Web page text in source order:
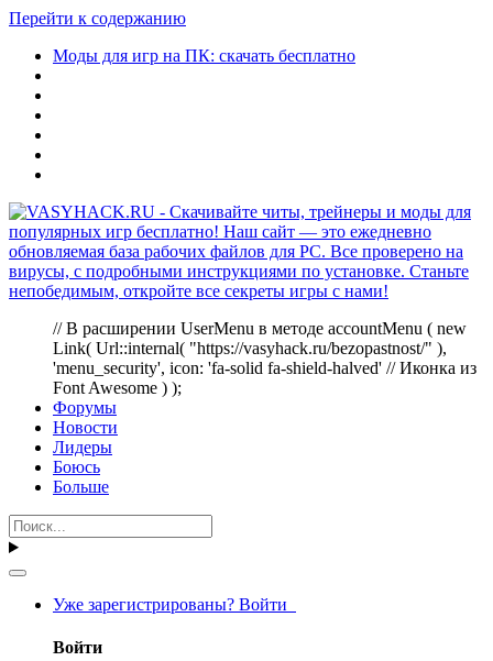
Перейти к содержанию
Моды для игр на ПК: скачать бесплатно
// В расширении UserMenu в методе accountMenu ( new
Link( Url::internal( "https://vasyhack.ru/bezopastnost/" ),
'menu_security', icon: 'fa-solid fa-shield-halved' // Иконка из
Font Awesome ) );
Форумы
Новости
Лидеры
Боюсь
Больше
Уже зарегистрированы? Войти
Войти